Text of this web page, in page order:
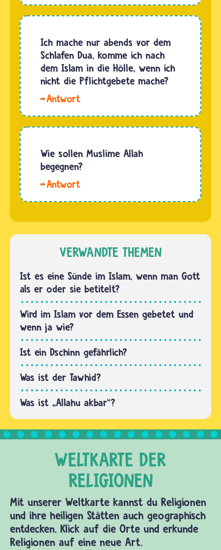
wer ins
Paradies
entscheidet
Allah
ganz
alleine…
Hölle ist
ein
schlimmer
Ort. Es
gibt
Religionen
in denen
es eine
und
andere…
Ich mache nur abends vor dem
Schlafen Dua, komme ich nach
dem Islam in die Hölle, wenn ich
nicht die Pflichtgebete mache?
dem
kommen
Menschen
in die
Hölle,
wenn sie
andere
anbeten…
Wie sollen Muslime Allah
begegnen?
sollen
Allah
respektvoll
und seine
Gebote
einhalten.
Dazu
gehören
zum
Beispiel…
VERWANDTE THEMEN
Ist es eine Sünde im Islam, wenn man Gott
als er oder sie betitelt?
Wird im Islam vor dem Essen gebetet und
wenn ja wie?
Ist ein Dschinn gefährlich?
Was ist der Tawhid?
Was ist „Allahu akbar“?
Mit unserer Weltkarte kannst du Religionen
und ihre heiligen Stätten auch geographisch
entdecken. Klick auf die Orte und erkunde
Religionen auf eine neue Art.